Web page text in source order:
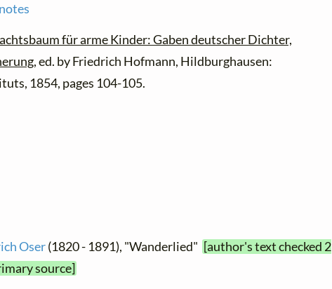
für arme Kinder: Gaben deutscher Dichter,
, ed. by Friedrich Hofmann, Hildburghausen:
1854, pages 104-105.
Oser(1820 - 1891), "Wanderlied" [author's text checked 2
source]